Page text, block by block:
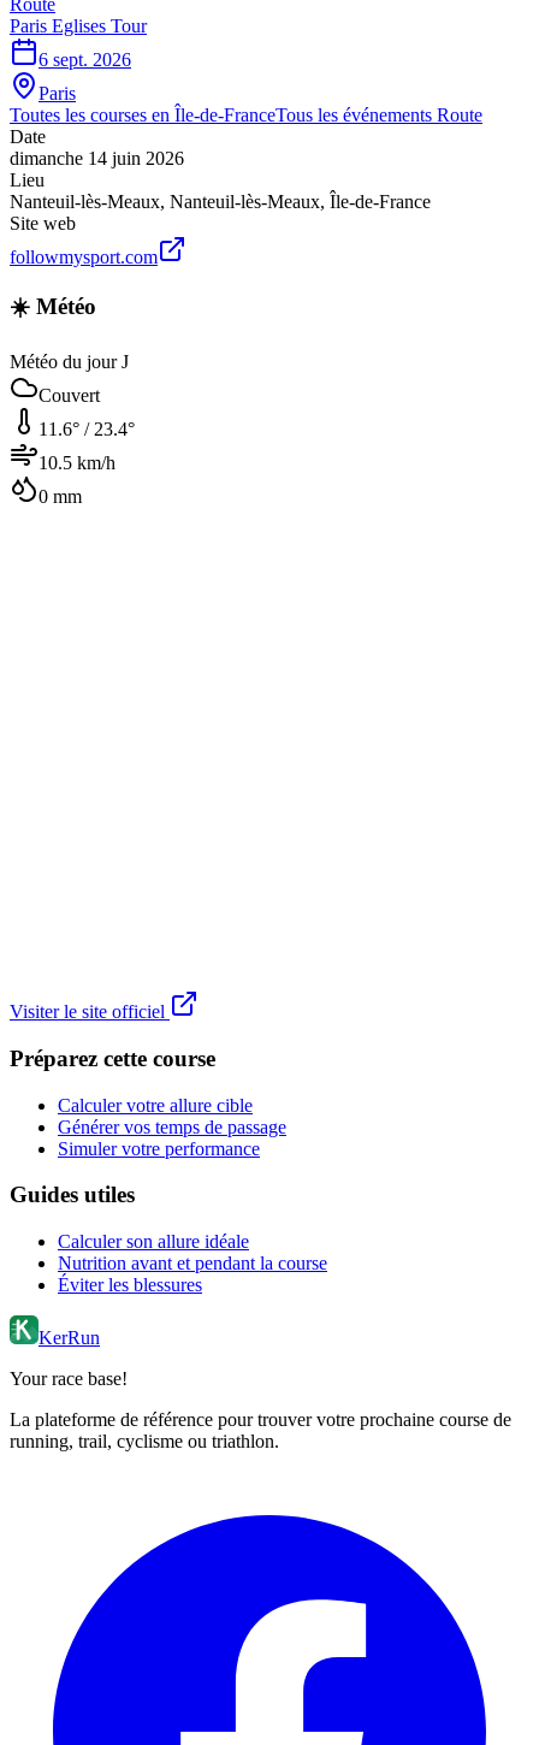
Paris Eglises Tour
6 sept. 2026
Paris
Toutes les courses en Île-de-FranceTous les événements Route
Date
dimanche 14 juin 2026
Lieu
Nanteuil-lès-Meaux, Nanteuil-lès-Meaux, Île-de-France
Site web
followmysport.com
☀️ Météo
Météo du jour J
Couvert
11.6° / 23.4°
10.5 km/h
0 mm
Visiter le site officiel
Préparez cette course
Calculer votre allure cible
Générer vos temps de passage
Simuler votre performance
Guides utiles
Calculer son allure idéale
Nutrition avant et pendant la course
Éviter les blessures
KerRun
Your race base!
La plateforme de référence pour trouver votre prochaine course de
running, trail, cyclisme ou triathlon.